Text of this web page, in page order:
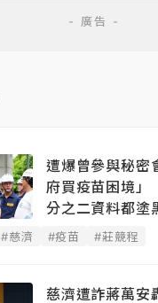
遭爆曾參與秘密
府買疫苗困境
分之二資料都塗
#慈濟 #疫苗 #莊競程
慈濟遭詐蔣萬安